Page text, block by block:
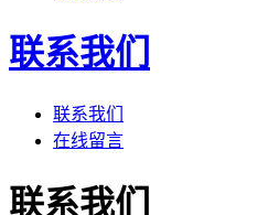
联系我们
联系我们
在线留言
联系我们